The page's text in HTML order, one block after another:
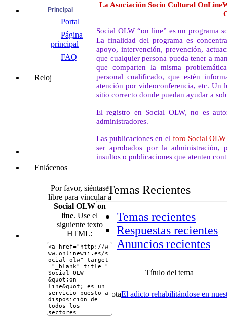
Principal
Portal
Página
principal
FAQ
Reloj
Enlácenos
Por favor, siéntase
libre para vincular a
Social OLW on
line. Use el
siguiente texto
HTML:
La Asociación Socio Cultural
Social OLW “on line” es un programa
La finalidad del programa es
apoyo, intervención, prevención,
que cualquier persona pueda tener a
que comparten la misma
personal cualificado, que estén
atención por videoconferencia, etc. Un
sitio correcto donde puedan ayudar a
El registro en Social OLW, no es
administradores.
Las publicaciones en el foro Social
ser aprobados por la administración,
insultos o publicaciones que atenten
Temas Recientes
Temas recientes
Respuestas recientes
Anuncios recientes
Título del tema
El adicto rehabilitándose en